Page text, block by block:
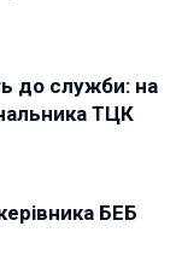
до служби: на
ТЦК
БЕБ